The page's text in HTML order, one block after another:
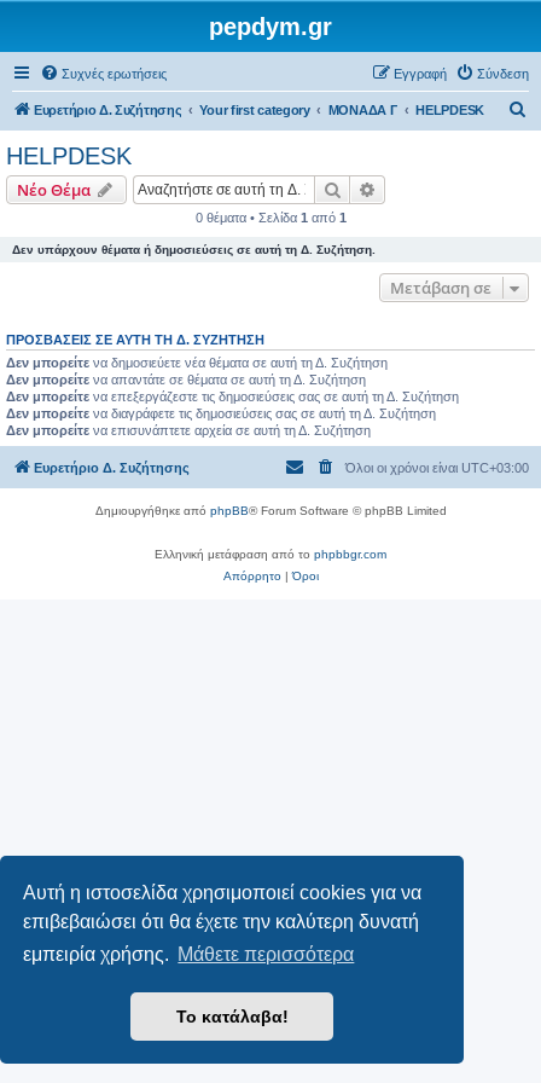
Αυτή η ιστοσελίδα χρησιμοποιεί cookies για να
επιβεβαιώσει ότι θα έχετε την καλύτερη δυνατή
εμπειρία χρήσης. Μάθετε περισσότερα
Το κατάλαβα!
pepdym.gr
Συχνές ερωτήσεις Σύνδεση
Εγγραφή
Ευρετήριο Δ. Συζήτησης Your first category ΜΟΝΑΔΑ Γ HELPDESK
HELPDESK
Νέο Θέμα Αναζήτηση
0 θέματα • Σελίδα 1 από 1
Δεν υπάρχουν θέματα ή δημοσιεύσεις σε αυτή τη Δ. Συζήτηση.
Μετάβαση σε
ΠΡΟΣΒΆΣΕΙΣ ΣΕ ΑΥΤΉ ΤΗ Δ. ΣΥΖΉΤΗΣΗ
Δεν μπορείτε να δημοσιεύετε νέα θέματα σε αυτή τη Δ. Συζήτηση
Δεν μπορείτε να απαντάτε σε θέματα σε αυτή τη Δ. Συζήτηση
Δεν μπορείτε να επεξεργάζεστε τις δημοσιεύσεις σας σε αυτή τη Δ. Συζήτηση
Δεν μπορείτε να διαγράφετε τις δημοσιεύσεις σας σε αυτή τη Δ. Συζήτηση
Δεν μπορείτε να επισυνάπτετε αρχεία σε αυτή τη Δ. Συζήτηση
Ευρετήριο Δ. Συζήτησης Όλοι οι χρόνοι είναι UTC+03:00
Δημιουργήθηκε από phpBB® Forum Software © phpBB Limited
Ελληνική μετάφραση από το phpbbgr.com
Απόρρητο|Όροι